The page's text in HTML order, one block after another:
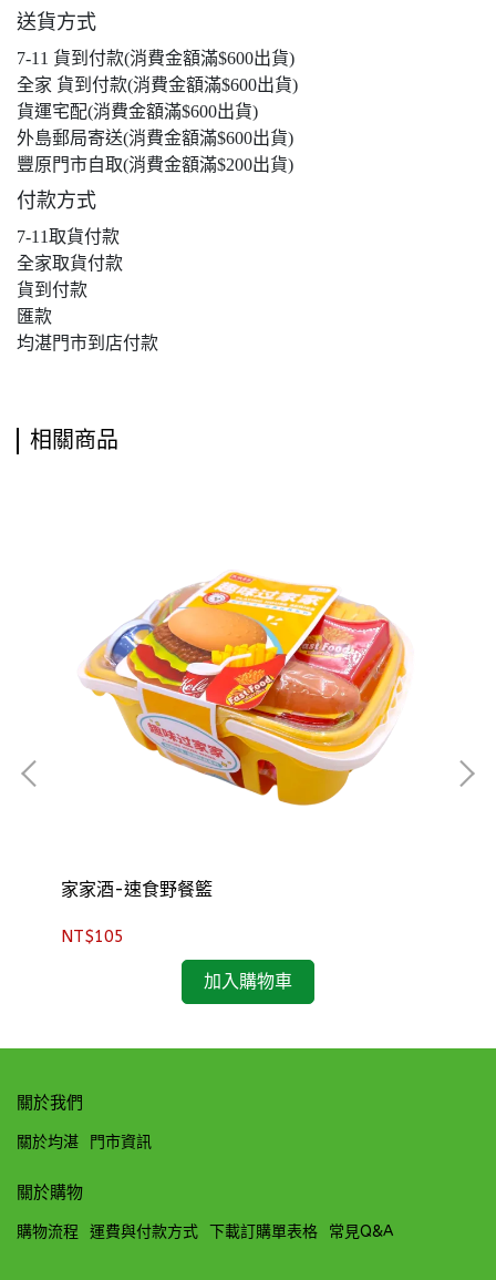
送貨方式
7-11 貨到付款(消費金額滿$600出貨)
全家 貨到付款(消費金額滿$600出貨)
貨運宅配(消費金額滿$600出貨)
外島郵局寄送(消費金額滿$600出貨)
豐原門市自取(消費金額滿$200出貨)
付款方式
7-11取貨付款
全家取貨付款
貨到付款
匯款
均湛門市到店付款
相關商品
家家酒-速食野餐籃
NT$105
加入購物車
關於我們
關於均湛 門市資訊
關於購物
購物流程 運費與付款方式 下載訂購單表格 常見Q&A